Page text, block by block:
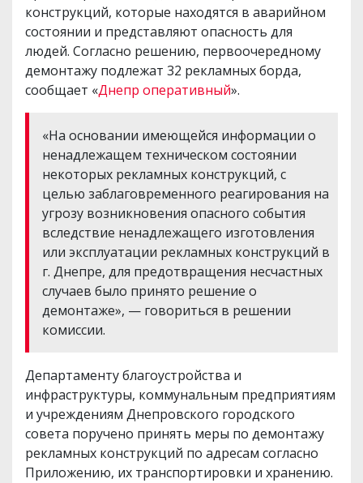
конструкций, которые находятся в аварийном
состоянии и представляют опасность для
людей. Согласно решению, первоочередному
демонтажу подлежат 32 рекламных борда,
сообщает «Днепр оперативный».
«На основании имеющейся информации о
ненадлежащем техническом состоянии
некоторых рекламных конструкций, с
целью заблаговременного реагирования на
угрозу возникновения опасного события
вследствие ненадлежащего изготовления
или эксплуатации рекламных конструкций в
г. Днепре, для предотвращения несчастных
случаев было принято решение о
демонтаже», — говориться в решении
комиссии.
Департаменту благоустройства и
инфраструктуры, коммунальным предприятиям
и учреждениям Днепровского городского
совета поручено принять меры по демонтажу
рекламных конструкций по адресам согласно
Приложению, их транспортировки и хранению.